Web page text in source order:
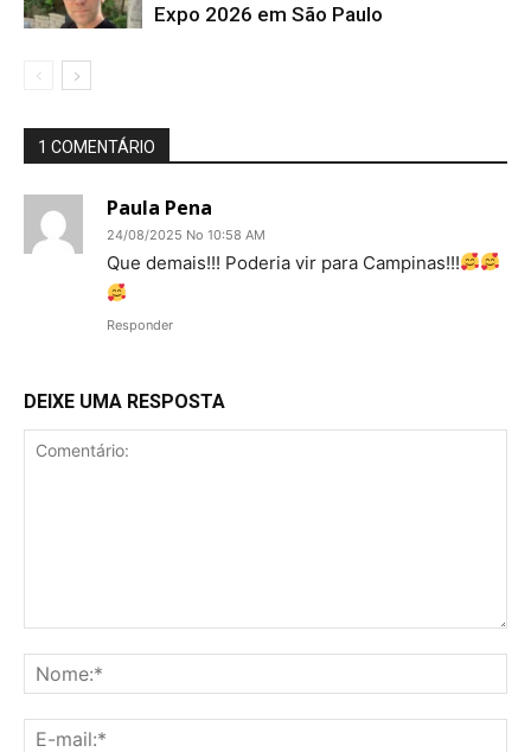
Expo 2026 em São Paulo
1 COMENTÁRIO
Paula Pena
24/08/2025 No 10:58 AM
Que demais!!! Poderia vir para Campinas!!!
Responder
DEIXE UMA RESPOSTA